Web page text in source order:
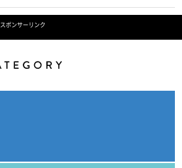
スポンサーリンク